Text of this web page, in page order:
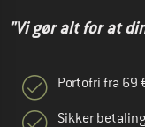
"Vi gør alt for at
Portofri fra 69
Sikker betaling